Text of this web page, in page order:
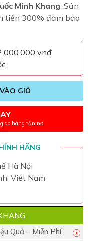
Minh Khang: Sản
tiền 300% đảm bảo
vnđ
GIỎ
hàng tận nơi
HÃNG
Hà Nội
Viêt Nam
Quả – Miễn Phí